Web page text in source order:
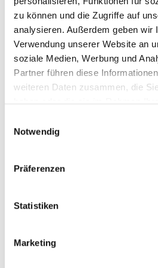
zu können und die Zugriffe auf
analysieren. Außerdem geben wir
Verwendung unserer Website an
soziale Medien, Werbung und
Partner führen diese
weiteren Daten zusammen, die
Notwendig
Präferenzen
Statistiken
Marketing